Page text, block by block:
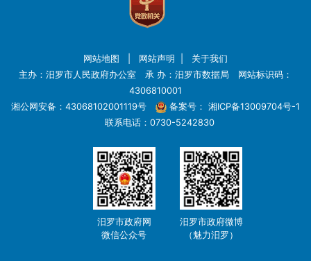
网站地图 网站声明
关于我们
主办：汨罗市人民政府办公室 承 办：汨罗市数据局 网站标识码：
4306810001
湘公网安备：43068102001119号
备案号： 湘ICP备13009704号-1
联系电话：0730-5242830
汨罗市政府网
微信公众号
汨罗市政府微博
（魅力汨罗）